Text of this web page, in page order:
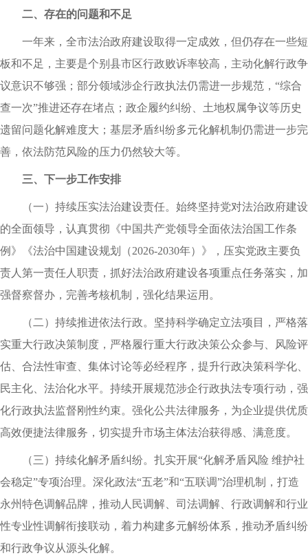
二、存在的问题和不足
一年来，全市法治政府建设取得一定成效，但仍存在一些短
板和不足，主要是个别县市区行政败诉率较高，主动化解行政争
议意识不够强；部分领域涉企行政执法仍需进一步规范，“综合
查一次”推进还存在堵点；政企履约纠纷、土地权属争议等历史
遗留问题化解难度大；基层矛盾纠纷多元化解机制仍需进一步完
善，依法防范风险的压力仍然较大等。
三、下一步工作安排
（一）持续压实法治建设责任。始终坚持党对法治政府建设
的全面领导，认真贯彻《中国共产党领导全面依法治国工作条
例》《法治中国建设规划（2026-2030年）》，压实党政主要负
责人第一责任人职责，抓好法治政府建设各项重点任务落实，加
强督察督办，完善考核机制，强化结果运用。
（二）持续推进依法行政。坚持科学确定立法项目，严格落
实重大行政决策制度，严格履行重大行政决策公众参与、风险评
估、合法性审查、集体讨论等必经程序，提升行政决策科学化、
民主化、法治化水平。持续开展规范涉企行政执法专项行动，强
化行政执法监督刚性约束。强化公共法律服务，为企业提供优质
高效便捷法律服务，切实提升市场主体法治获得感、满意度。
（三）持续化解矛盾纠纷。扎实开展“化解矛盾风险 维护社
会稳定”专项治理。深化政法“五老”和“五联调”治理机制，打造
永州特色调解品牌，推动人民调解、司法调解、行政调解和行业
性专业性调解衔接联动，着力构建多元解纷体系，推动矛盾纠纷
和行政争议从源头化解。